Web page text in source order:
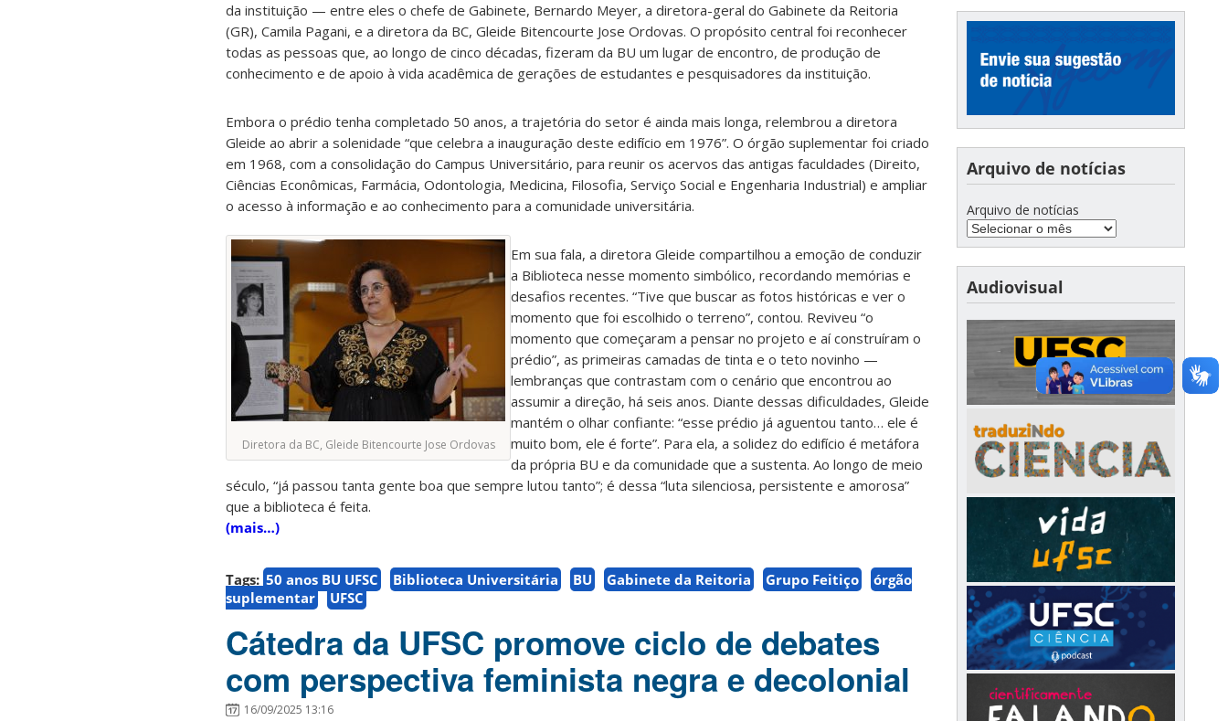
da instituição — entre eles o chefe de Gabinete, Bernardo Meyer, a diretora-geral do Gabinete da Reitoria
(GR), Camila Pagani, e a diretora da BC, Gleide Bitencourte Jose Ordovas. O propósito central foi reconhecer
todas as pessoas que, ao longo de cinco décadas, fizeram da BU um lugar de encontro, de produção de
conhecimento e de apoio à vida acadêmica de gerações de estudantes e pesquisadores da instituição.
Embora o prédio tenha completado 50 anos, a trajetória do setor é ainda mais longa, relembrou a diretora
Gleide ao abrir a solenidade “que celebra a inauguração deste edifício em 1976”. O órgão suplementar foi criado
em 1968, com a consolidação do Campus Universitário, para reunir os acervos das antigas faculdades (Direito,
Ciências Econômicas, Farmácia, Odontologia, Medicina, Filosofia, Serviço Social e Engenharia Industrial) e ampliar
o acesso à informação e ao conhecimento para a comunidade universitária.
Diretora da BC, Gleide Bitencourte Jose Ordovas
Em sua fala, a diretora Gleide compartilhou a emoção de conduzir
a Biblioteca nesse momento simbólico, recordando memórias e
desafios recentes. “Tive que buscar as fotos históricas e ver o
momento que foi escolhido o terreno”, contou. Reviveu “o
momento que começaram a pensar no projeto e aí construíram o
prédio”, as primeiras camadas de tinta e o teto novinho —
lembranças que contrastam com o cenário que encontrou ao
assumir a direção, há seis anos. Diante dessas dificuldades, Gleide
mantém o olhar confiante: “esse prédio já aguentou tanto… ele é
muito bom, ele é forte”. Para ela, a solidez do edifício é metáfora
da própria BU e da comunidade que a sustenta. Ao longo de meio
século, “já passou tanta gente boa que sempre lutou tanto”; é dessa “luta silenciosa, persistente e amorosa”
que a biblioteca é feita.
(mais…)
Tags: 50 anos BU UFSC Biblioteca Universitária BU Gabinete da Reitoria Grupo Feitiço
órgão
suplementar
UFSC
Cátedra da UFSC promove ciclo de debates
com perspectiva feminista negra e decolonial
16/09/2025 13:16
Arquivo de notícias
Arquivo de notícias
Audiovisual